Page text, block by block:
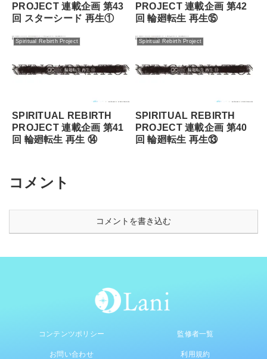
PROJECT 連載企画 第43
回 スターシード 再⽣①
PROJECT 連載企画 第42
回 輪廻転⽣ 再⽣⑮
Spiritual Rebirth Project
SPIRITUAL REBIRTH
PROJECT 連載企画 第41
回 輪廻転⽣ 再⽣ ⑭
Spiritual Rebirth Project
SPIRITUAL REBIRTH
PROJECT 連載企画 第40
回 輪廻転⽣ 再⽣⑬
コメント
コメントを書き込む
コンテンツポリシー 監修者一覧
お問い合わせ 利用規約